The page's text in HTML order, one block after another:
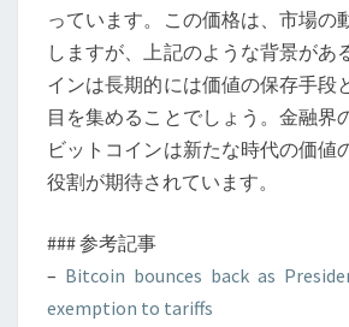
っています。この価格は、市場の
しますが、上記のような背景があ
インは長期的には価値の保存手段
目を集めることでしょう。金融界
ビットコインは新たな時代の価値
役割が期待されています。
### 参考記事
– Bitcoin bounces back as
exemption to tariffs